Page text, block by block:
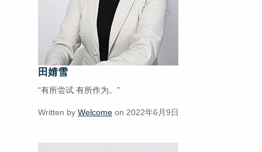
田婧雪
“有所尝试 有所作为。”
Written by Welcome on 2022年6月9日